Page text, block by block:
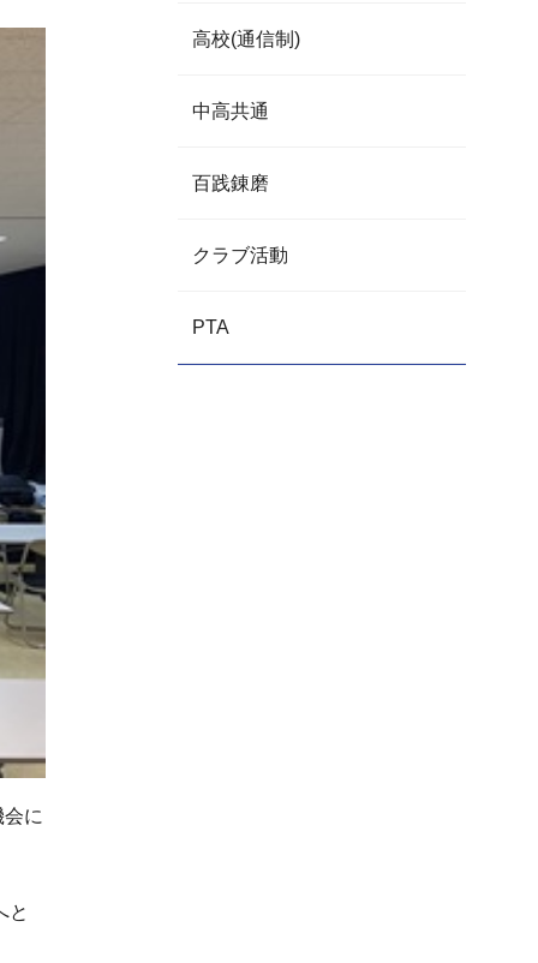
に
と
高校(通信制)
中高共通
百践錬磨
クラブ活動
PTA